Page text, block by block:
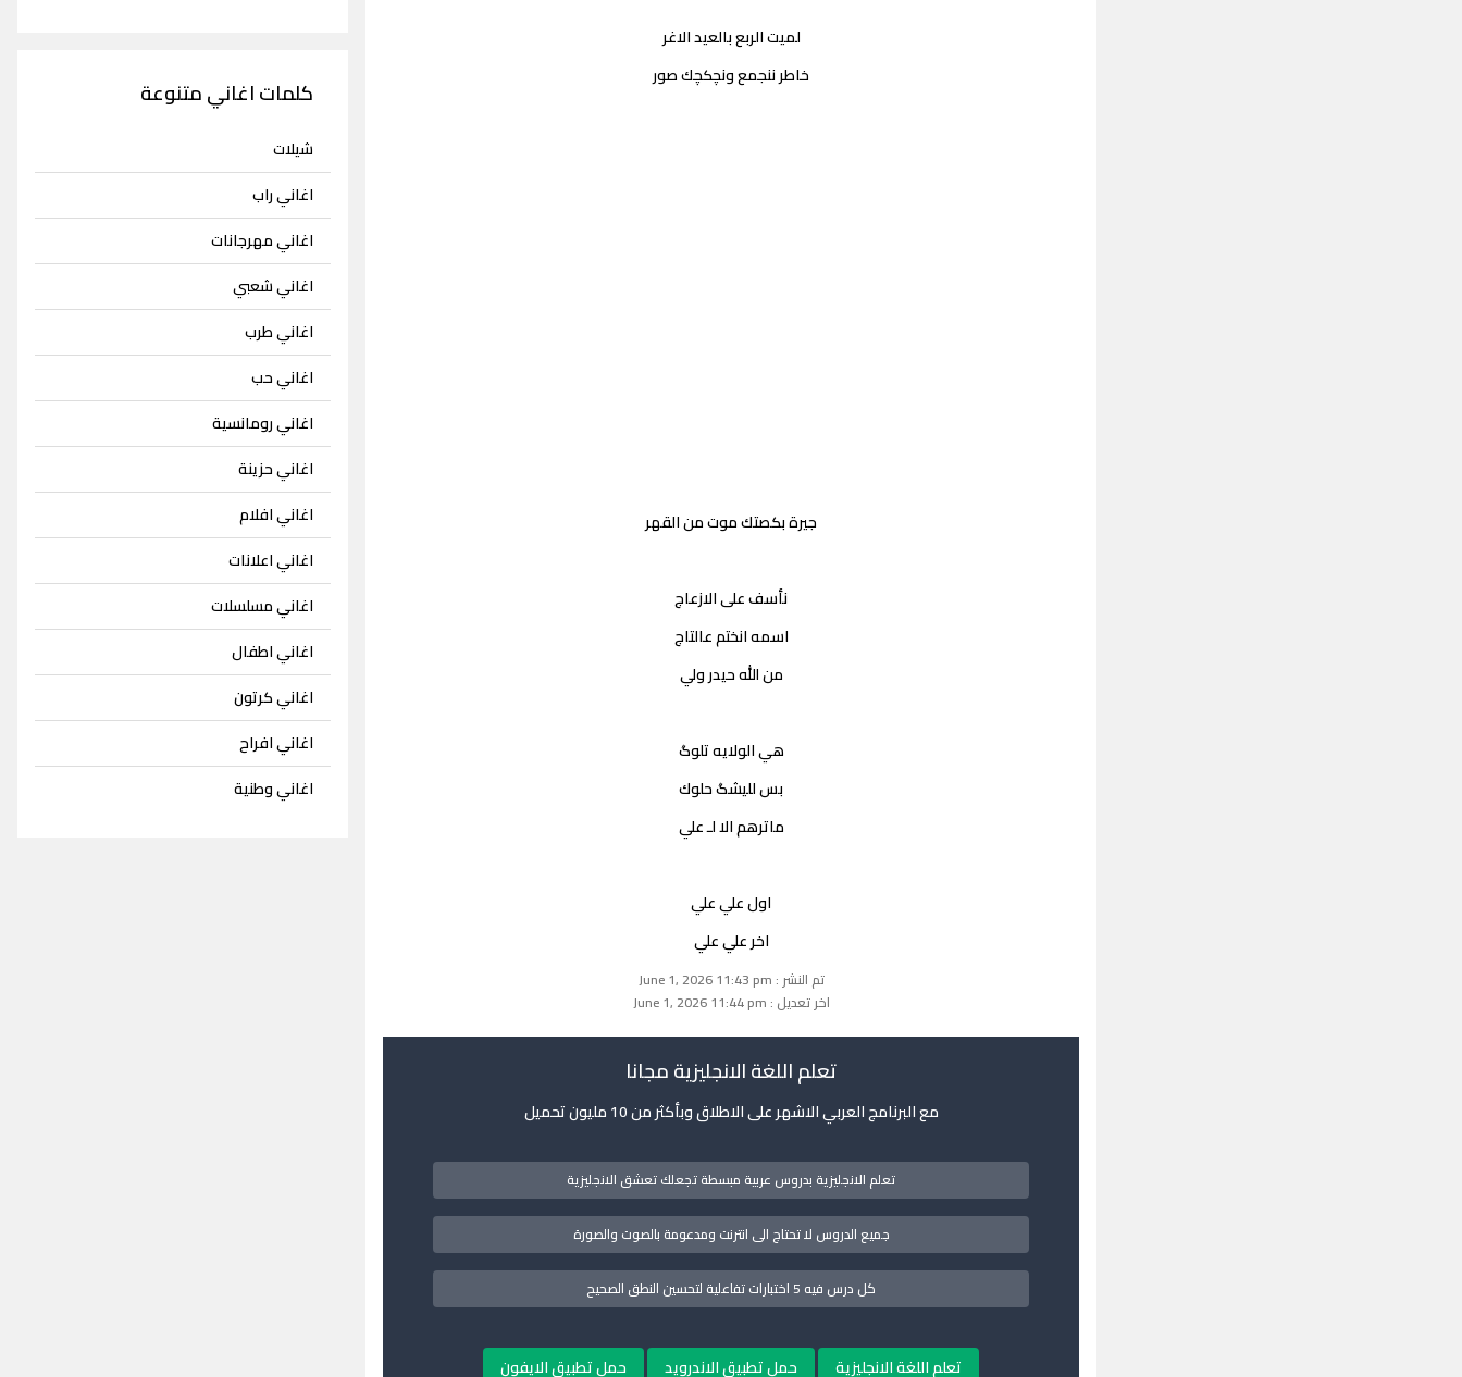
لميت الربع بالعيد الاغر
خاطر ننجمع ونچكچك صور
جيرة بكصتك موت من القهر
نأسف على الازعاج
اسمه انختم عالتاج
من الله حيدر ولي
هي الولايه تلوگ
بس لليشگ حلوك
ماترهم الا لـ علي
اول علي علي
اخر علي علي
تم النشر : June 1, 2026 11:43 pm
اخر تعديل : June 1, 2026 11:44 pm
تعلم اللغة الانجليزية مجانا
مع البرنامج العربي الاشهر على الاطلاق وبأكثر من 10 مليون تحميل
تعلم الانجليزية بدروس عربية مبسطة تجعلك تعشق الانجليزية
جميع الدروس لا تحتاج الى انترنت ومدعومة بالصوت والصورة
كل درس فيه 5 اختبارات تفاعلية لتحسين النطق الصحيح
تعلم اللغة الانجليزية حمل تطبيق الاندرويد حمل تطبيق الايفون
كلمات اغاني متنوعة
شيلات
اغاني راب
اغاني مهرجانات
اغاني شعبي
اغاني طرب
اغاني حب
اغاني رومانسية
اغاني حزينة
اغاني افلام
اغاني اعلانات
اغاني مسلسلات
اغاني اطفال
اغاني كرتون
اغاني افراح
اغاني وطنية